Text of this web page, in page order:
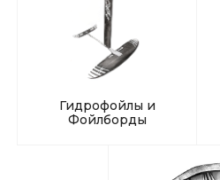
Гидрофойлы и
Фойлборды